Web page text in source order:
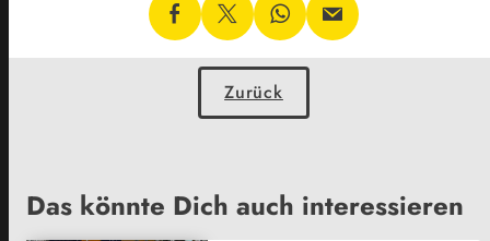
Zurück
Das könnte Dich auch interessieren